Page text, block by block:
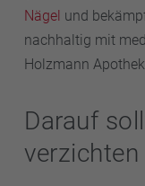
Nägel und
nachhaltig mit
Holzmann
Darauf
verzichten